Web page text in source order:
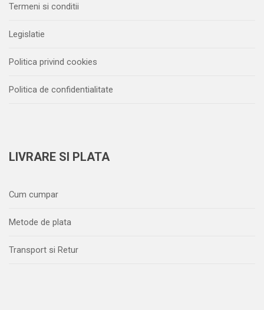
Termeni si conditii
Legislatie
Politica privind cookies
Politica de confidentialitate
LIVRARE SI PLATA
Cum cumpar
Metode de plata
Transport si Retur